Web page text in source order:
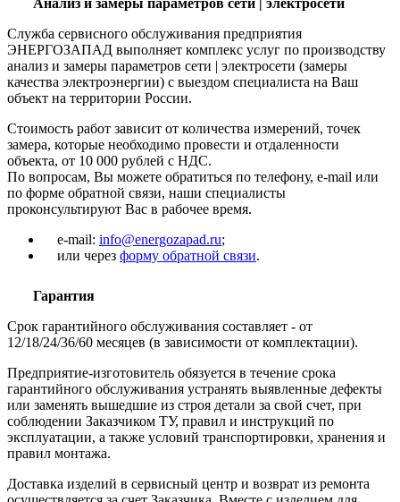
Служба сервисного обслуживания предприятия
ЭНЕРГОЗАПАД выполняет комплекс услуг по производству
анализ и замеры параметров сети | электросети (замеры
качества электроэнергии) с выездом специалиста на Ваш
объект на территории России.
Стоимость работ зависит от количества измерений, точек
замера, которые необходимо провести и отдаленности
объекта, от 10 000 рублей с НДС.
По вопросам, Вы можете обратиться по телефону, e-mail или
по форме обратной связи, наши специалисты
проконсультируют Вас в рабочее время.
e-mail: info@energozapad.ru;
или через форму обратной связи.
Гарантия
Срок гарантийного обслуживания составляет - от
12/18/24/36/60 месяцев (в зависимости от комплектации).
Предприятие-изготовитель обязуется в течение срока
гарантийного обслуживания устранять выявленные дефекты
или заменять вышедшие из строя детали за свой счет, при
соблюдении Заказчиком ТУ, правил и инструкций по
эксплуатации, а также условий транспортировки, хранения и
правил монтажа.
Доставка изделий в сервисный центр и возврат из ремонта